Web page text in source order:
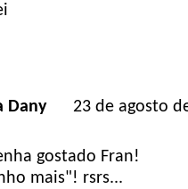
Dany
23 de agosto
gostado Fran!
mais"! rsrs...